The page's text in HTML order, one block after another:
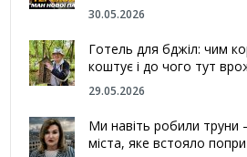
30.05.2026
Готель для бджіл: чим
коштує і до чого тут
29.05.2026
Ми навіть робили труни
міста, яке встояло